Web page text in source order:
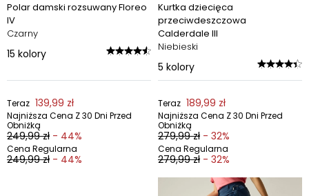
Polar damski rozsuwany Floreo
IV
Czarny
15 kolory
Teraz 139,99 zł
Najniższa Cena Z 30 Dni Przed
Obniżką
249,99 zł - 44%
Cena Regularna
249,99 zł - 44%
Kurtka dziecięca
przeciwdeszczowa
Calderdale III
Niebieski
5 kolory
Teraz 189,99 zł
Najniższa Cena Z 30 Dni Przed
Obniżką
279,99 zł - 32%
Cena Regularna
279,99 zł - 32%